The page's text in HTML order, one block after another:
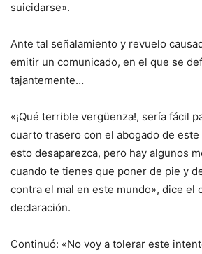
suicidarse».
Ante tal señalamiento y revuelo
emitir un comunicado, en el que se
tajantemente…
«¡Qué terrible vergüenza!, sería fácil
cuarto trasero con el abogado de
esto desaparezca, pero hay algunos
cuando te tienes que poner de pie y
contra el mal en este mundo», dice el
declaración.
Continuó: «No voy a tolerar este